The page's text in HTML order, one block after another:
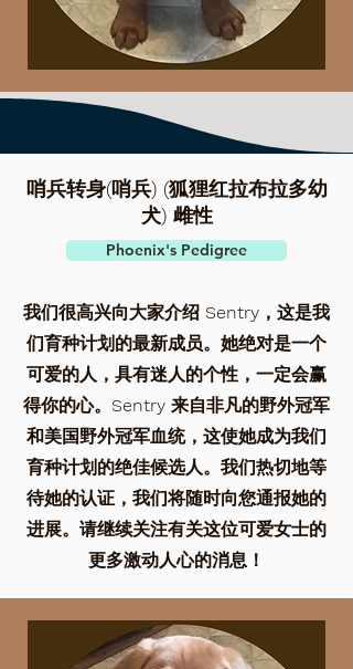
哨兵转身(哨兵) (狐狸红拉布拉多幼
犬) 雌性
Phoenix's Pedigree
我们很高兴向大家介绍 Sentry，这是我
们育种计划的最新成员。她绝对是一个
可爱的人，具有迷人的个性，一定会赢
得你的心。Sentry 来自非凡的野外冠军
和美国野外冠军血统，这使她成为我们
育种计划的绝佳候选人。我们热切地等
待她的认证，我们将随时向您通报她的
进展。请继续关注有关这位可爱女士的
更多激动人心的消息！